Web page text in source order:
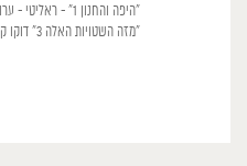
"היפה והחנון 1" - ראליטי - ערוץ 10 - 2008
"מזה השטויות האלה 3" דוקו קומי - קשת - 2007